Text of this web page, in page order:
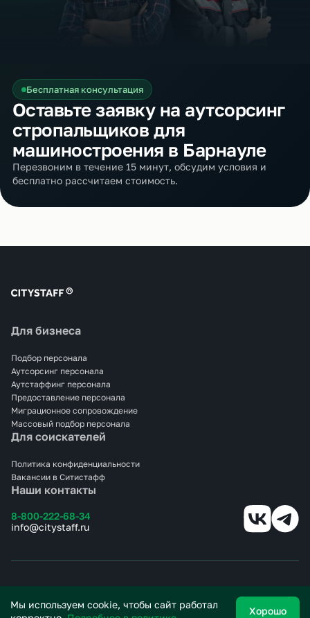
Бесплатная консультация
Оставьте заявку на аутсорсинг
стропальщиков для
машиностроения в Барнауле
Перезвоним в течение 15 минут, обсудим условия и
бесплатно рассчитаем стоимость.
Наши контакты
8-800-222-68-34
info@citystaff.ru
Для бизнеса
Подбор персонала
Аутсорсинг персонала
Аутстаффинг персонала
Предоставление персонала
Миграционное сопровождение
Массовый подбор персонала
Для соискателей
Политика конфиденциальности
Вакансии в Ситистафф
Все права защищены.
Мы используем cookie, чтобы сайт работал
Хорошо